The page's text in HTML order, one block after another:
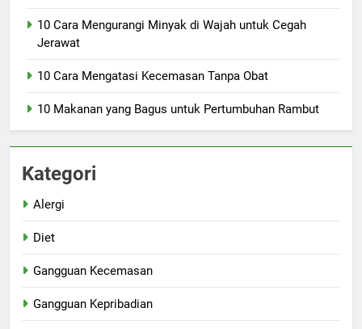
10 Cara Mengurangi Minyak di Wajah untuk Cegah
Jerawat
10 Cara Mengatasi Kecemasan Tanpa Obat
10 Makanan yang Bagus untuk Pertumbuhan Rambut
Kategori
Alergi
Diet
Gangguan Kecemasan
Gangguan Kepribadian